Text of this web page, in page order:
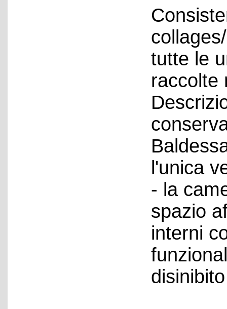
tutte le
raccolte
l'unica
- la
spazio
interni